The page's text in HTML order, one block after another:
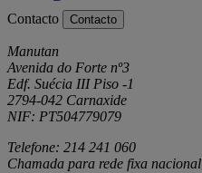
Contacto Contacto
Manutan
Avenida do Forte nº3
Edf. Suécia III Piso -1
2794-042 Carnaxide
NIF: PT504779079
Telefone: 214 241 060
Chamada para rede fixa nacional